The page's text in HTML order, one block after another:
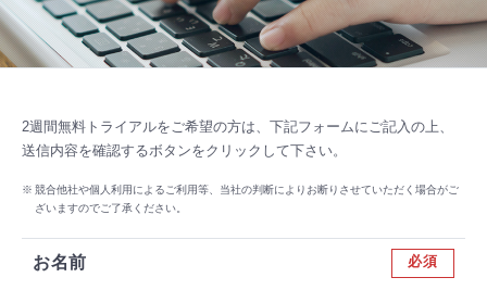
2週間無料トライアルをご希望の方は、下記フォームにご記入の上、
送信内容を確認するボタンをクリックして下さい。
※ 競合他社や個人利用によるご利用等、当社の判断によりお断りさせていただく場合がご
ざいますのでご了承ください。
お名前 必須